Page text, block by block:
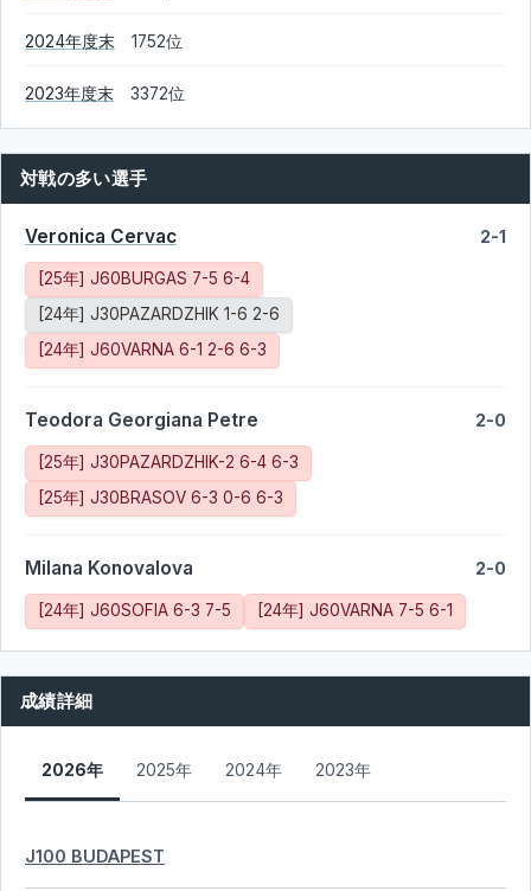
2024年度末 1752位
2023年度末 3372位
対戦の多い選手
Veronica Cervac 2-1
[25年] J60BURGAS 7-5 6-4
[24年] J30PAZARDZHIK 1-6 2-6
[24年] J60VARNA 6-1 2-6 6-3
Teodora Georgiana Petre 2-0
[25年] J30PAZARDZHIK-2 6-4 6-3
[25年] J30BRASOV 6-3 0-6 6-3
Milana Konovalova 2-0
[24年] J60SOFIA 6-3 7-5 [24年] J60VARNA 7-5 6-1
成績詳細
2026年 2025年 2024年 2023年
J100 BUDAPEST